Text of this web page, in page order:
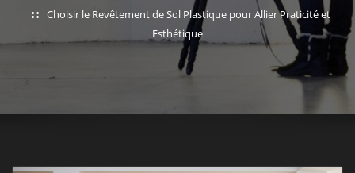
Choisir le Revêtement de Sol Plastique pour Allier Praticité et
Esthétique